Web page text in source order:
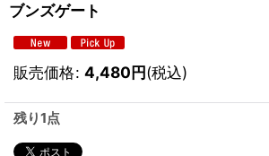
ブンズゲート
販売価格: 4,480円(税込)
残り1点